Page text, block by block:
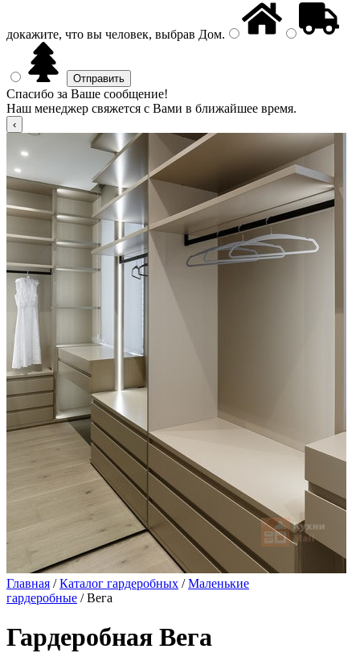
докажите, что вы человек, выбрав Дом.
Спасибо за Ваше сообщение!
Наш менеджер свяжется с Вами в ближайшее время.
Главная /Каталог гардеробных /Маленькие
гардеробные / Вега
Гардеробная Вега